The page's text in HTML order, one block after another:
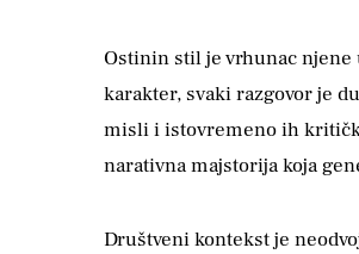
Ostinin stil je vrhunac
karakter, svaki razgovor je
misli i istovremeno ih
narativna majstorija koja
Društveni kontekst je